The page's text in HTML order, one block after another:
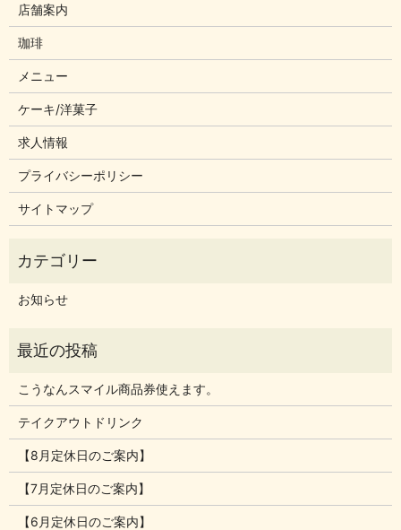
店舗案内
珈琲
メニュー
ケーキ/洋菓子
求人情報
プライバシーポリシー
サイトマップ
お知らせ
こうなんスマイル商品券使えます。
テイクアウトドリンク
【8月定休日のご案内】
【7月定休日のご案内】
【6月定休日のご案内】